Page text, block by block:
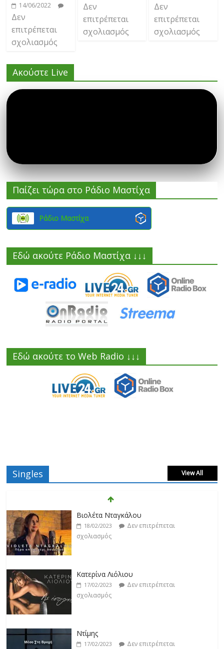
14/06/2022
Δεν
επιτρέπεται
σχολιασμός
Δεν
επιτρέπεται
σχολιασμός
Δεν
επιτρέπεται
σχολιασμός
Ακούστε Live
Παίζει τώρα στο Ράδιο Μαστίχα
Ράδιο Μαστίχα
Εδώ ακούτε Ράδιο Μαστίχα ↓↓↓
Εδώ ακούτε το Web Radio ↓↓↓
Singles View All
Βιολέτα Νταγκάλου
18/02/2023
Δεν επιτρέπεται
σχολιασμός
Κατερίνα Λιόλιου
17/02/2023
Δεν επιτρέπεται
σχολιασμός
Ντίμης
17/02/2023
Δεν επιτρέπεται